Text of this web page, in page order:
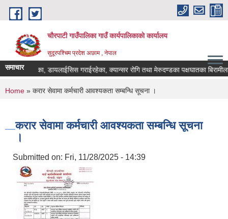
Skip to main content
चौरपाटी गाउँपालिका गाउँ कार्यपालिकाकाे कार्यालय
सुदूरपश्चिम प्रदेश अछाम , नेपाल
समाचारगरेका, डायलाईसिस गराईरहेका, क्यान्सर रोगि तथा मेरुदण्डका पक्षघातका
You are here
Home » करार सेवामा कर्मचारी आवश्यकता सम्बन्धि सूचना ।
करार सेवामा कर्मचारी आवश्यकता सम्बन्धि सूचना
।
Submitted on: Fri, 11/28/2025 - 14:39